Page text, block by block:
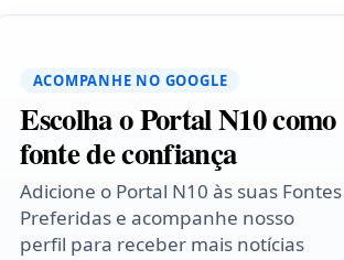
ACOMPANHE NO GOOGLE
Escolha o Portal N10 como
fonte de confiança
Adicione o Portal N10 às suas Fontes
Preferidas e acompanhe nosso
perfil para receber mais notícias